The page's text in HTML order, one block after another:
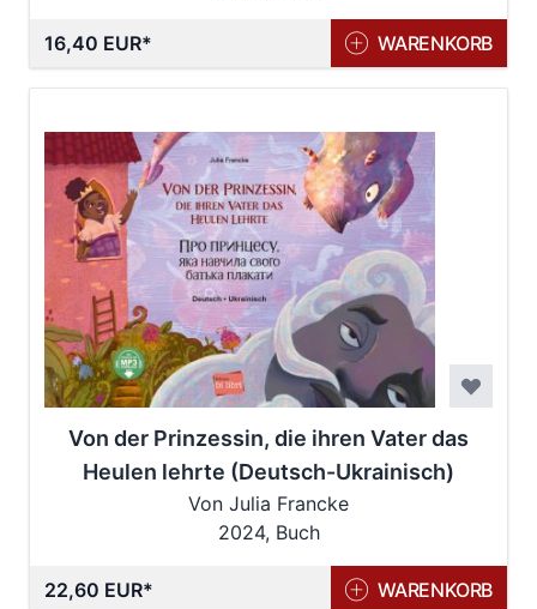
16,40 EUR WARENKORB
Von der Prinzessin, die ihren Vater das
Heulen lehrte (Deutsch-Ukrainisch)
Von Julia Francke
2024, Buch
22,60 EUR WARENKORB